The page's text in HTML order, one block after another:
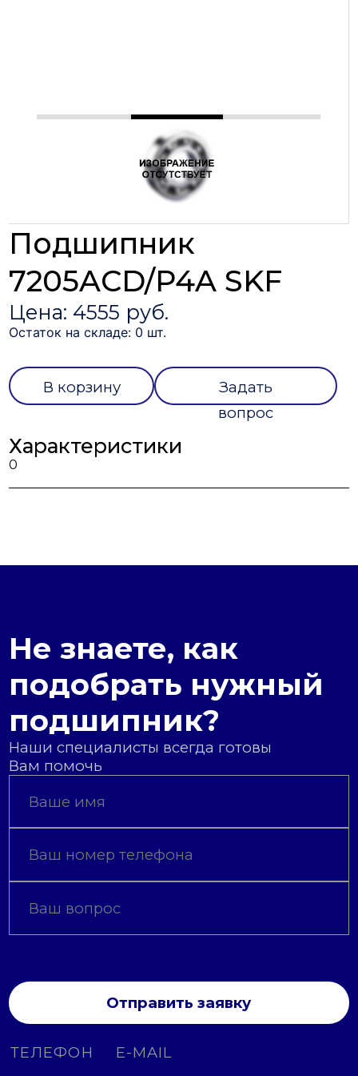
Подшипник
7205ACD/P4A SKF
Цена: 4555 руб.
Остаток на складе: 0 шт.
В корзину
Задать
вопрос
Характеристики
0
Не знаете, как
подобрать нужный
подшипник?
Наши специалисты всегда готовы
Вам помочь
Отправить заявку
ТЕЛЕФОН E-MAIL